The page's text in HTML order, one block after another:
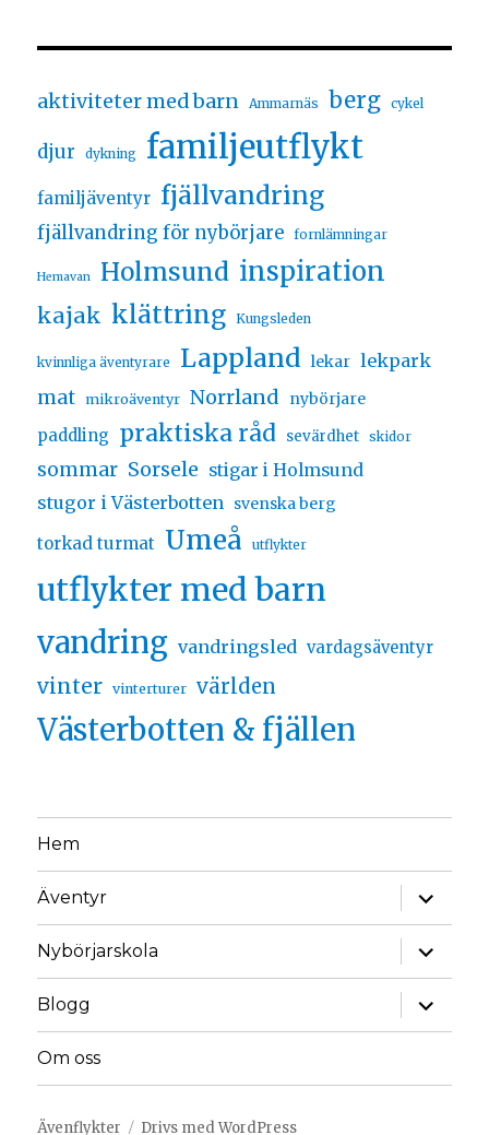
aktiviteter med barn Ammarnäs berg cykel
djur dykning familjeutflykt
familjäventyr fjällvandring
fjällvandring för nybörjare fornlämningar
Hemavan Holmsund inspiration
kajak klättring Kungsleden
kvinnliga äventyrare Lappland lekar lekpark
mat mikroäventyr Norrland
nybörjare
paddling
praktiska råd sevärdhet skidor
sommar Sorsele stigar i Holmsund
stugor i Västerbotten
svenska berg
torkad turmat Umeå utflykter
utflykter med barn
vandring vandringsled vardagsäventyr
vinter vinterturer världen
Västerbotten & fjällen
Hem
Äventyr
Nybörjarskola
Blogg
Om oss
Ävenflykter Drivs med WordPress